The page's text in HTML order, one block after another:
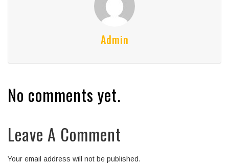
Admin
No comments yet.
Leave A Comment
Your email address will not be published.